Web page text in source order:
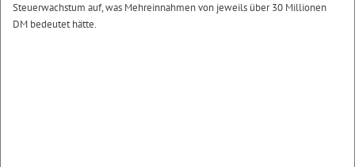
Steuerwachstum auf, was Mehreinnahmen von jeweils über 30 Millionen
DM bedeutet hätte.